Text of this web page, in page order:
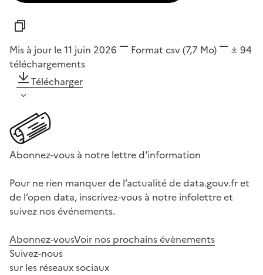
Mis à jour le 11 juin 2026 Format csv(7,7 Mo)
94
téléchargements
Télécharger
Abonnez-vous à notre lettre d'information
Pour ne rien manquer de l’actualité de data.gouv.fr et
de l’open data, inscrivez-vous à notre infolettre et
suivez nos événements.
Abonnez-vousVoir nos prochains évènements
Suivez-nous
sur les réseaux sociaux